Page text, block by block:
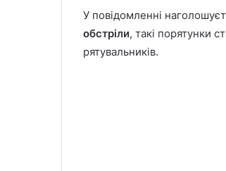
У повідомленні
обстріли, такі порятунки
рятувальників.